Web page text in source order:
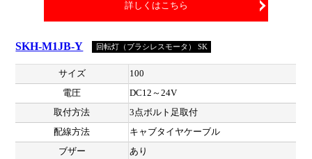
詳しくはこちら
SKH-M1JB-Y 回転灯（ブラシレスモータ） SK
サイズ
100
電圧
DC12～24V
取付方法
3点ボルト足取付
配線方法
キャブタイヤケーブル
ブザー
あり